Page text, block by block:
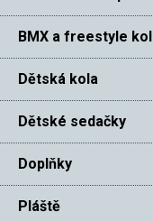
BMX a freestyle
Dětská kola
Dětské sedačky
Doplňky
Pláště